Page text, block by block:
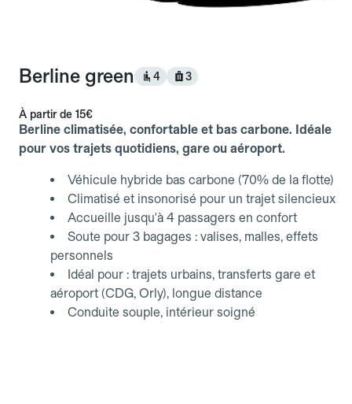
Berline green 4 3
À partir de 15€
Berline climatisée, confortable et bas carbone. Idéale
pour vos trajets quotidiens, gare ou aéroport.
Véhicule hybride bas carbone (70% de la flotte)
Climatisé et insonorisé pour un trajet silencieux
Accueille jusqu'à 4 passagers en confort
Soute pour 3 bagages : valises, malles, effets
personnels
Idéal pour : trajets urbains, transferts gare et
aéroport (CDG, Orly), longue distance
Conduite souple, intérieur soigné